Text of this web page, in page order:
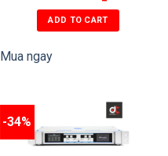
ADD TO CART
Mua ngay
-34%